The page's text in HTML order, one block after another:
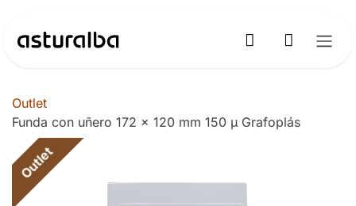
Outlet
Funda con uñero 172 x 120 mm 150 µ Grafoplás
Outlet